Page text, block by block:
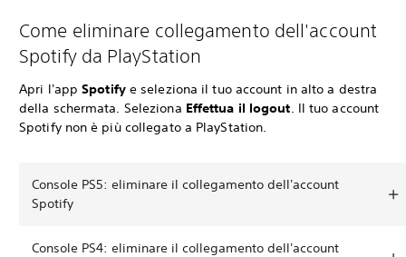
Come eliminare collegamento dell'account
Spotify da PlayStation
Apri l'appSpotifye seleziona il tuo account in alto a destra
della schermata. Seleziona Effettua il logout . Il tuo account
Spotify non è più collegato a PlayStation.
Console PS5: eliminare il collegamento dell'account
Spotify
Console PS4: eliminare il collegamento dell'account